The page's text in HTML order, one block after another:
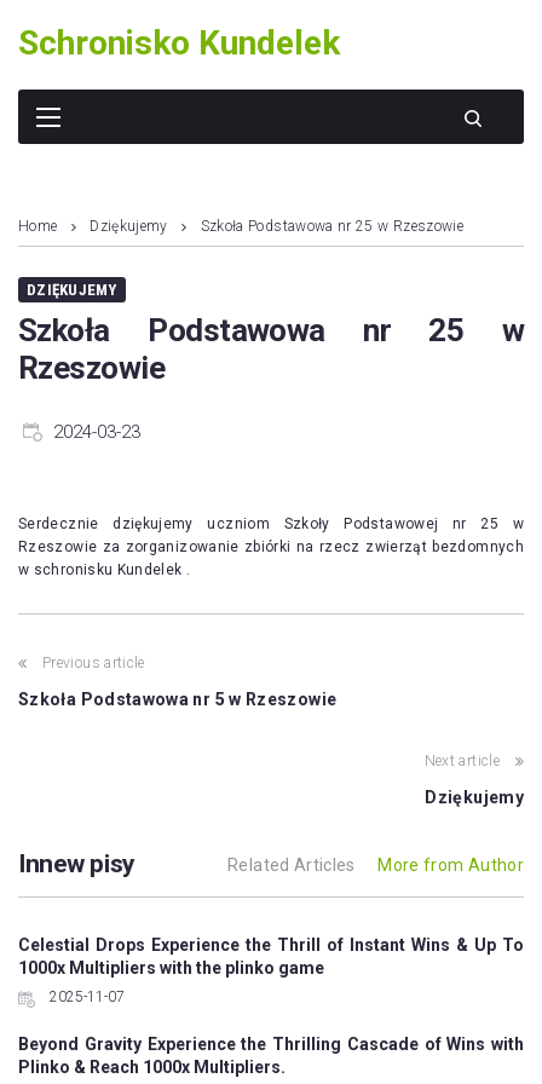
content
Schronisko Kundelek
Home Dziękujemy Szkoła Podstawowa nr 25 w Rzeszowie
DZIĘKUJEMY
Szkoła Podstawowa nr 25 w
Rzeszowie
2024-03-23
Serdecznie dziękujemy uczniom Szkoły Podstawowej nr 25 w
Rzeszowie za zorganizowanie zbiórki na rzecz zwierząt bezdomnych
w schronisku Kundelek .
Post
navigation
Previous article
Szkoła Podstawowa nr 5 w Rzeszowie
Next article
Dziękujemy
Innew pisy Related Articles More from Author
Celestial Drops Experience the Thrill of Instant Wins & Up To
1000x Multipliers with the plinko game
2025-11-07
Beyond Gravity Experience the Thrilling Cascade of Wins with
Plinko & Reach 1000x Multipliers.